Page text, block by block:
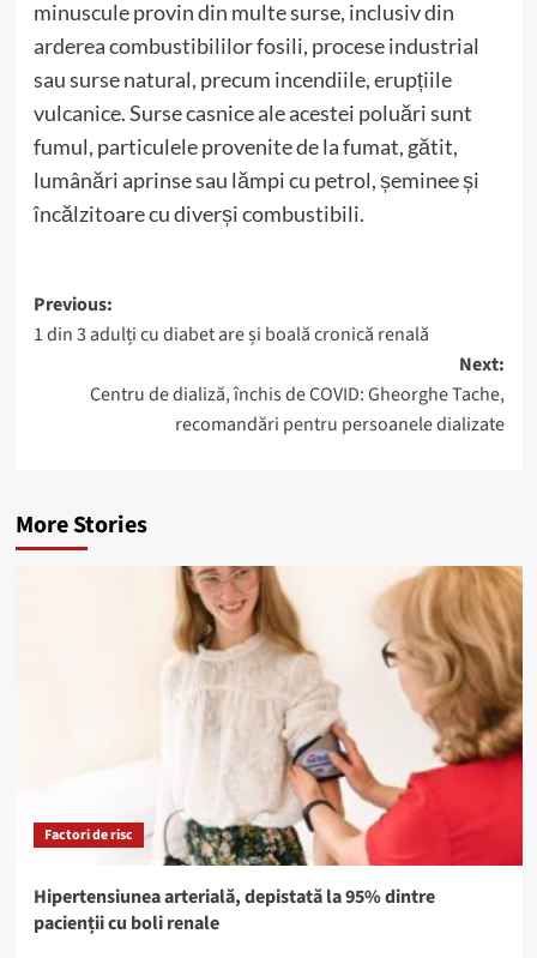
minuscule provin din multe surse, inclusiv din
arderea combustibililor fosili, procese industrial
sau surse natural, precum incendiile, erupțiile
vulcanice. Surse casnice ale acestei poluări sunt
fumul, particulele provenite de la fumat, gătit,
lumânări aprinse sau lămpi cu petrol, șeminee și
încălzitoare cu diverși combustibili.
Post
navigation
Previous:
1 din 3 adulți cu diabet are și boală cronică renală
Next:
Centru de dializă, închis de COVID: Gheorghe Tache,
recomandări pentru persoanele dializate
More Stories
Factori de risc
Hipertensiunea arterială, depistată la 95% dintre
pacienții cu boli renale